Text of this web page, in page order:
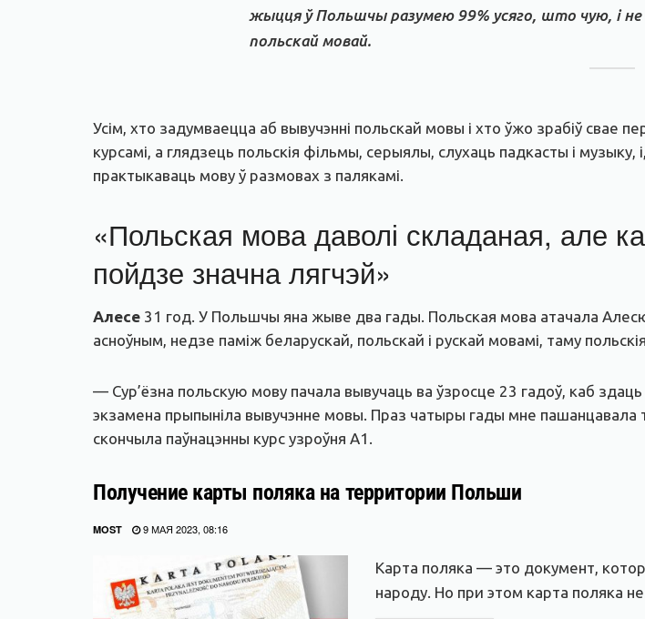
жыцця ў Польшчы разумею 99% усяго, што чую, і не
польскай мовай.
Усім, хто задумваецца аб вывучэнні польскай мовы і хто ўжо зрабіў
курсамі, а глядзець польскія фільмы, серыялы, слухаць падкасты і музыку,
практыкаваць мову ў размовах з палякамі.
«Польская мова даволі складаная, але
пойдзе значна лягчэй»
Алесе 31 год. У Польшчы яна жыве два гады. Польская мова атачала
асноўным, недзе паміж беларускай, польскай і рускай мовамі, таму
— Сур’ёзна польскую мову пачала вывучаць ва ўзросце 23 гадоў, каб
экзамена прыпыніла вывучэнне мовы. Праз чатыры гады мне пашанцавала
скончыла паўнацэнны курс узроўня А1.
Получение карты поляка на территории Польши
MOST 9 МАЯ 2023, 08:16
Карта поляка — это документ,
народу. Но при этом карта поляка не